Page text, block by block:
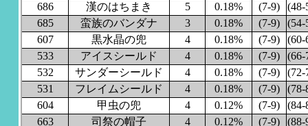
686
漢のはちまき 5 0.18% (7-9)
(48-
685
蛮族のバンダナ 3 0.18% (7-9)
(54-
607
黒水晶の兜 4 0.18% (7-9)
(60-
533
アイスシールド 4 0.18% (7-9)
(66-
532
サンダーシールド 4 0.18% (7-9)
(72-
531
フレイムシールド 4 0.18% (7-9)
(78-
604
甲虫の兜 4 0.12% (7-9)
(84-
663
司祭の帽子 4 0.12% (7-9) (88-